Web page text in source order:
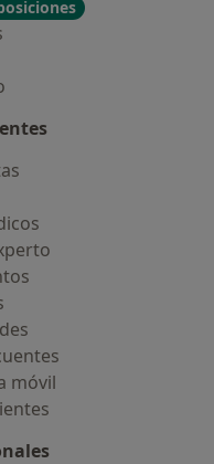
móvil